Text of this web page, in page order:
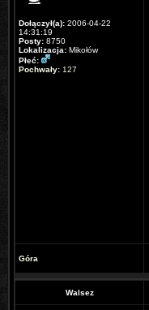
Dołączył(a): 2006-04-22
14:31:19
Posty: 8750
Lokalizacja: Mikołów
Płeć:
Pochwały: 127
Góra
Walsez